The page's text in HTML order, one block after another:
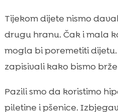
Tijekom dijete nismo
drugu hranu. Čak i mala
mogla bi poremetiti dijetu.
zapisivali kako bismo
Pazili smo da koristimo
piletine i pšenice.